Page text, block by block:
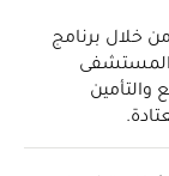
خلال برنامج
المستشفى
والتأمين